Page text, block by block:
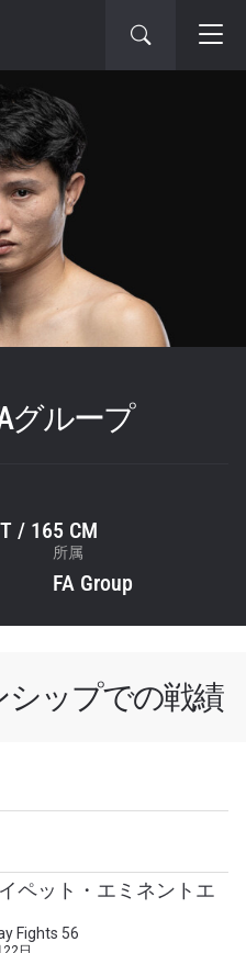
グループ
/ 165 CM
所属
FA Group
シップでの戦績
ペット・エミネントエ
Fights 56
どこでも一緒！ 最新ニ
イブイベントの最高の
ぐ登録を！